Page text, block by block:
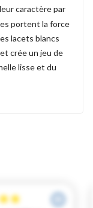
caractère par
portent la force
lacets blancs
crée un jeu de
lisse et du